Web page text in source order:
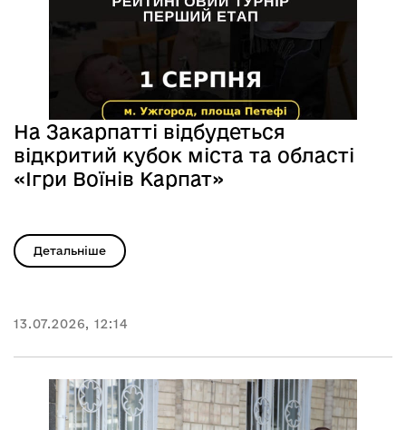
На Закарпатті відбудеться
відкритий кубок міста та області
«Ігри Воїнів Карпат»
Детальніше
13.07.2026, 12:14